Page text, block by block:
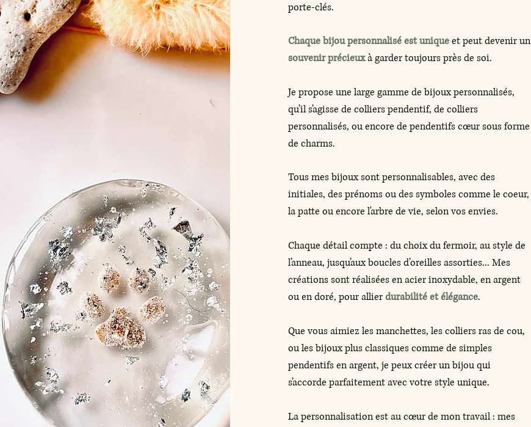
porte-clés.
Chaque bijou personnalisé est uniqueet peut devenir un
souvenir précieuxà garder toujours près de soi.
Je propose une large gamme de bijoux personnalisés,
qu’il s’agisse de colliers pendentif, de colliers
personnalisés, ou encore de pendentifs cœur sous forme
de charms.
Tous mes bijoux sont personnalisables, avec des
initiales, des prénoms ou des symboles comme le coeur,
la patte ou encore l'arbre de vie, selon vos envies.
Chaque détail compte : du choix du fermoir, au style de
l’anneau, jusqu’aux boucles d’oreilles assorties... Mes
créations sont réalisées en acier inoxydable, en argent
ou en doré, pour allierdurabilité et élégance.
Que vous aimiez les manchettes, les colliers ras de cou,
ou les bijoux plus classiques comme de simples
pendentifs en argent, je peux créer un bijou qui
s’accorde parfaitement avec votre style unique.
La personnalisation est au cœur de mon travail : mes